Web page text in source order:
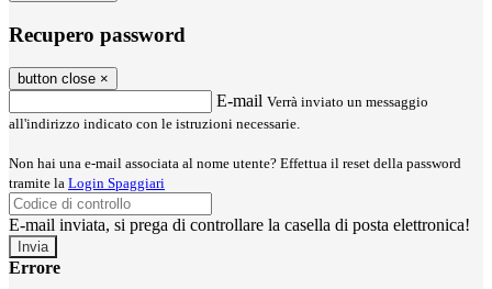
Recupero password
button close ×
E-mail Verrà inviato un messaggio
all'indirizzo indicato con le istruzioni necessarie.
Non hai una e-mail associata al nome utente? Effettua il reset della password
tramite la Login Spaggiari
E-mail inviata, si prega di controllare la casella di posta elettronica!
Errore